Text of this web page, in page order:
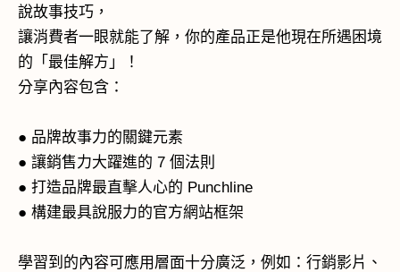
說故事技巧，
讓消費者一眼就能了解，你的產品正是他現在所遇困境
的「最佳解方」！
分享內容包含：
● 品牌故事力的關鍵元素
● 讓銷售力大躍進的 7 個法則
● 打造品牌最直擊人心的 Punchline
● 構建最具說服力的官方網站框架
學習到的內容可應用層面十分廣泛，例如：行銷影片、